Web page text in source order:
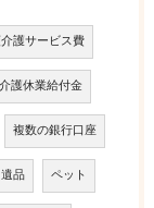
護サービス費
介護休業給付金
複数の銀行口座
遺品 ペット